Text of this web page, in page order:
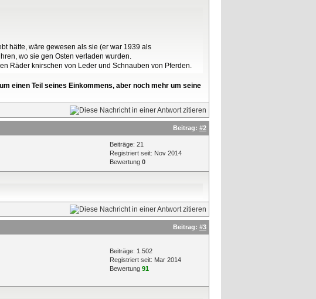
hätte, wäre gewesen als sie (er war 1939 als
wo sie gen Osten verladen wurden.
Räder knirschen von Leder und Schnauben von Pferden.
einen Teil seines Einkommens, aber noch mehr um seine
Beitrag: #2
Beiträge: 21
Registriert seit: Nov 2014
Bewertung 0
Beitrag: #3
Beiträge: 1.502
Registriert seit: Mar 2014
Bewertung 91